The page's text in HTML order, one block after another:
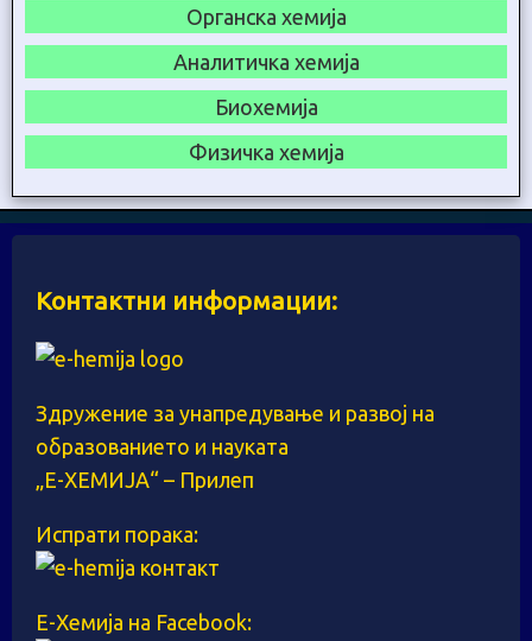
Органска хемија
Аналитичка хемија
Биохемија
Физичка хемија
Контактни информации:
Здружение за унапредување и развој на
образованието и науката
„Е-ХЕМИЈА“ – Прилеп
Испрати порака:
Е-Хемија на Facebook: